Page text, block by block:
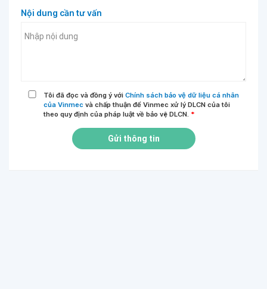
Nội dung cần tư vấn
Tôi đã đọc và đồng ý với Chính sách bảo vệ dữ liệu cá nhân
của Vinmec và chấp thuận để Vinmec xử lý DLCN của tôi
theo quy định của pháp luật về bảo vệ DLCN. *
Gửi thông tin